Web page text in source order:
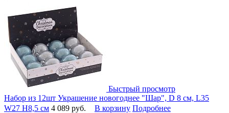
Быстрый просмотр
Набор из 12шт Украшение новогоднее "Шар", D 8 см, L35
W27 H8,5 см 4 089 руб. В корзину Подробнее